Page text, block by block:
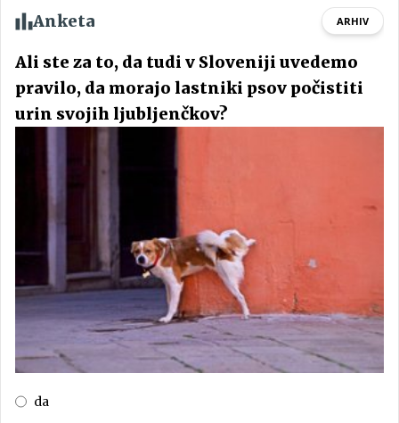
Anketa ARHIV
Ali ste za to, da tudi v Sloveniji uvedemo
pravilo, da morajo lastniki psov počistiti
urin svojih ljubljenčkov?
da